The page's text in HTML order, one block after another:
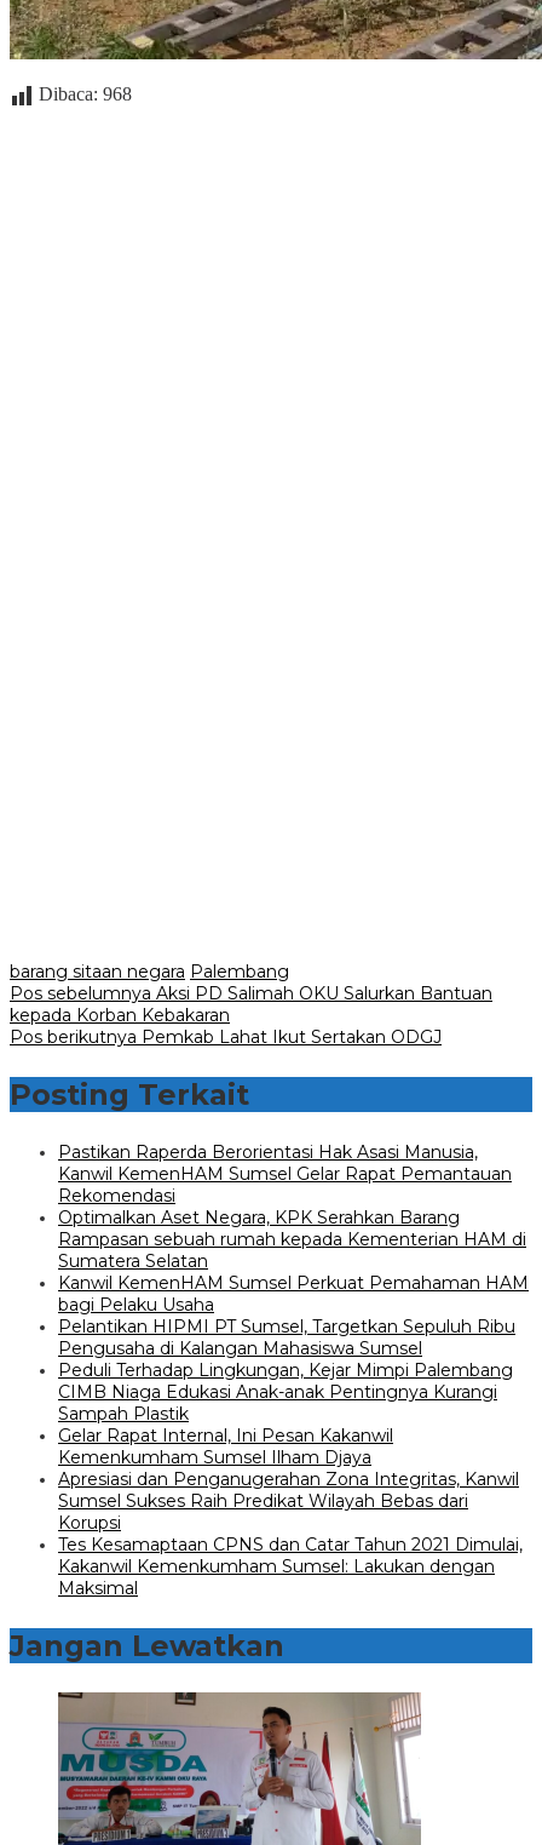
Dibaca: 968
barang sitaan negara Palembang
Navigasi
pos
Pos sebelumnya Aksi PD Salimah OKU Salurkan Bantuan
kepada Korban Kebakaran
Pos berikutnya Pemkab Lahat Ikut Sertakan ODGJ
Posting Terkait
Pastikan Raperda Berorientasi Hak Asasi Manusia,
Kanwil KemenHAM Sumsel Gelar Rapat Pemantauan
Rekomendasi
Optimalkan Aset Negara, KPK Serahkan Barang
Rampasan sebuah rumah kepada Kementerian HAM di
Sumatera Selatan
Kanwil KemenHAM Sumsel Perkuat Pemahaman HAM
bagi Pelaku Usaha
Pelantikan HIPMI PT Sumsel, Targetkan Sepuluh Ribu
Pengusaha di Kalangan Mahasiswa Sumsel
Peduli Terhadap Lingkungan, Kejar Mimpi Palembang
CIMB Niaga Edukasi Anak-anak Pentingnya Kurangi
Sampah Plastik
Gelar Rapat Internal, Ini Pesan Kakanwil
Kemenkumham Sumsel Ilham Djaya
Apresiasi dan Penganugerahan Zona Integritas, Kanwil
Sumsel Sukses Raih Predikat Wilayah Bebas dari
Korupsi
Tes Kesamaptaan CPNS dan Catar Tahun 2021 Dimulai,
Kakanwil Kemenkumham Sumsel: Lakukan dengan
Maksimal
Jangan Lewatkan